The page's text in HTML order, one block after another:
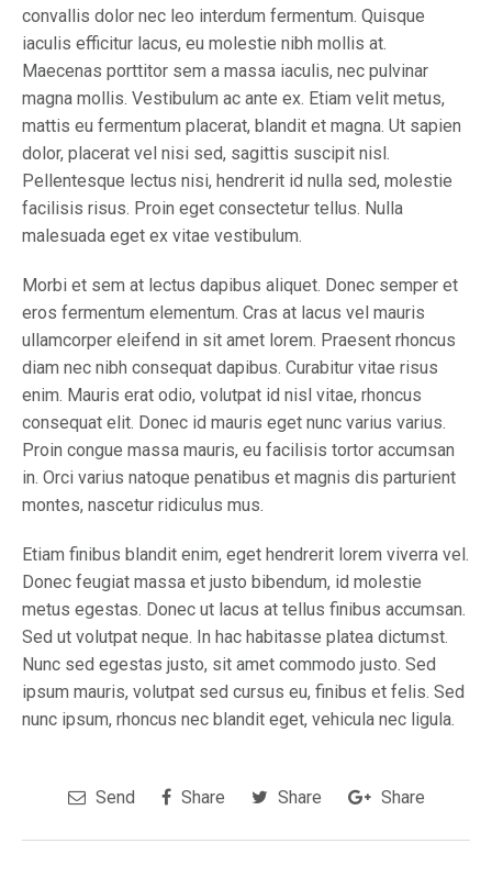
convallis dolor nec leo interdum fermentum. Quisque
iaculis efficitur lacus, eu molestie nibh mollis at.
Maecenas porttitor sem a massa iaculis, nec pulvinar
magna mollis. Vestibulum ac ante ex. Etiam velit metus,
mattis eu fermentum placerat, blandit et magna. Ut sapien
dolor, placerat vel nisi sed, sagittis suscipit nisl.
Pellentesque lectus nisi, hendrerit id nulla sed, molestie
facilisis risus. Proin eget consectetur tellus. Nulla
malesuada eget ex vitae vestibulum.
Morbi et sem at lectus dapibus aliquet. Donec semper et
eros fermentum elementum. Cras at lacus vel mauris
ullamcorper eleifend in sit amet lorem. Praesent rhoncus
diam nec nibh consequat dapibus. Curabitur vitae risus
enim. Mauris erat odio, volutpat id nisl vitae, rhoncus
consequat elit. Donec id mauris eget nunc varius varius.
Proin congue massa mauris, eu facilisis tortor accumsan
in. Orci varius natoque penatibus et magnis dis parturient
montes, nascetur ridiculus mus.
Etiam finibus blandit enim, eget hendrerit lorem viverra vel.
Donec feugiat massa et justo bibendum, id molestie
metus egestas. Donec ut lacus at tellus finibus accumsan.
Sed ut volutpat neque. In hac habitasse platea dictumst.
Nunc sed egestas justo, sit amet commodo justo. Sed
ipsum mauris, volutpat sed cursus eu, finibus et felis. Sed
nunc ipsum, rhoncus nec blandit eget, vehicula nec ligula.
Send Share Share Share